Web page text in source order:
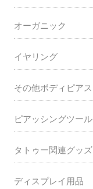
オーガニック
イヤリング
その他ボディピアス
ピアッシングツール
タトゥー関連グッズ
ディスプレイ用品